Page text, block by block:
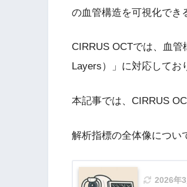
の血管構造を可視化でき
CIRRUS OCTでは、血
Layers）」に対応してお
本記事では、CIRRUS
解析指標の全体像につい
2026年